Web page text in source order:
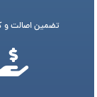
تضمین اصالت و